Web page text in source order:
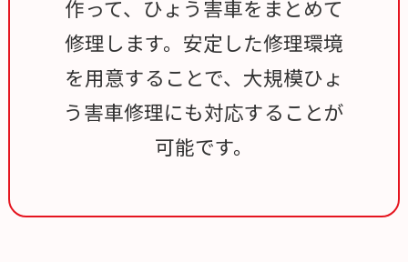
作って、ひょう害車をまとめて
修理します。安定した修理環境
を用意することで、大規模ひょ
う害車修理にも対応することが
可能です。